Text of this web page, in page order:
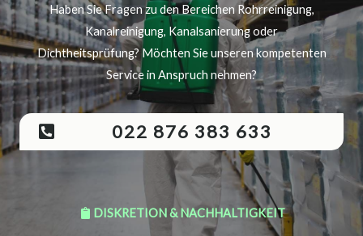
Haben Sie Fragen zu den Bereichen Rohrreinigung,
Kanalreinigung, Kanalsanierung oder
Dichtheitsprüfung? Möchten Sie unseren kompetenten
Service in Anspruch nehmen?
022 876 383 633
DISKRETION & NACHHALTIGKEIT